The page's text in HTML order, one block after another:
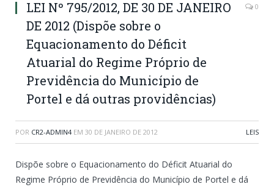
LEI Nº 795/2012, DE 30 DE JANEIRO
DE 2012 (Dispõe sobre o
Equacionamento do Déficit
Atuarial do Regime Próprio de
Previdência do Município de
Portel e dá outras providências)
0
POR CR2-ADMIN4 EM 30 DE JANEIRO DE 2012 LEIS
Dispõe sobre o Equacionamento do Déficit Atuarial do
Regime Próprio de Previdência do Município de Portel e dá